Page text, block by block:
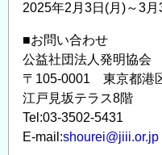
2025年2月3日(月)～3
■お問い合わせ
公益社団法人発明協会
〒105-0001 東京都港
江戸見坂テラス8階
Tel:03-3502-5431
E-mail:shourei@jiii.or.jp